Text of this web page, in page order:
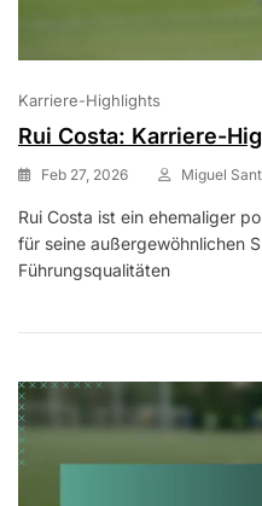
Karriere-Highlights
Rui Costa: Karriere-
Feb 27, 2026 Miguel
Rui Costa ist ein ehemaliger
für seine außergewöhnlichen
Führungsqualitäten